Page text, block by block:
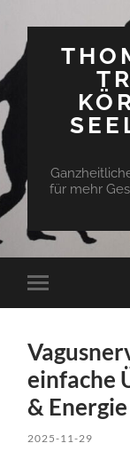
für mehr
Mobile-
Menü
einfache
& Energie
2025-11-29